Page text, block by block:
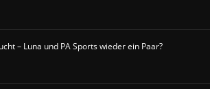
– Luna und PA Sports wieder ein Paar?